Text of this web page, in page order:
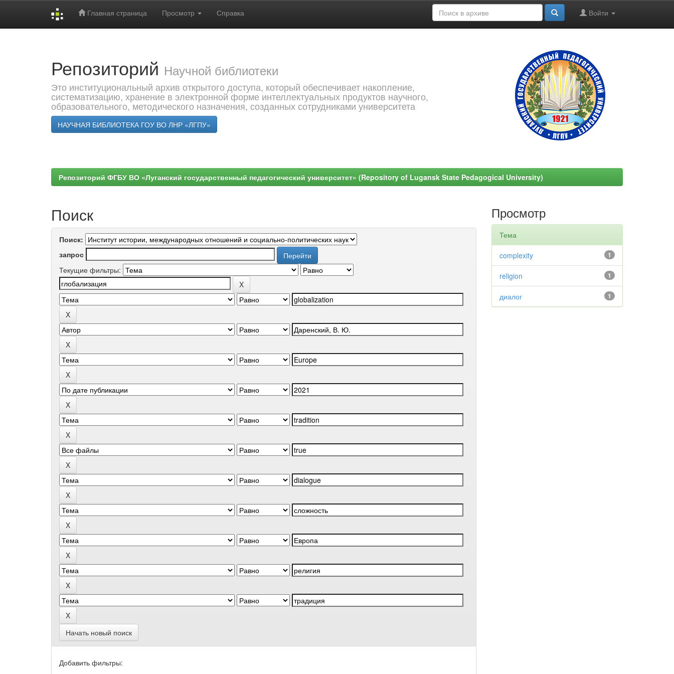
Главная страница Просмотр Справка Войти
Репозиторий Научной библиотеки
Это институциональный архив открытого доступа, который обеспечивает накопление,
систематизацию, хранение в электронной форме интеллектуальных продуктов научного,
образовательного, методического назначения, созданных сотрудниками университета
НАУЧНАЯ БИБЛИОТЕКА ГОУ ВО ЛНР «ЛГПУ»
Репозиторий ФГБУ ВО «Луганский государственный педагогический университет» (Repository of Lugansk State Pedagogical University)
Поиск
Поиск:
запрос
Текущие фильтры:
Начать новый поиск
Добавить фильтры:
Просмотр
Тема
1
complexity
1
religion
1
диалог